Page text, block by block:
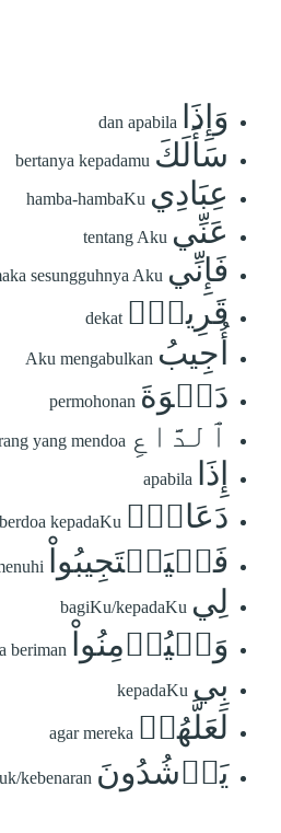
وَإِذَا dan apabila
سَأَلَكَ bertanya kepadamu
عِبَادِي hamba-hambaKu
عَنِّي tentang Aku
فَإِنِّي sesungguhnya Aku
قَرِيبٌۖ dekat
أُجِيبُ Aku mengabulkan
دَعۡوَةَ permohonan
ٱلدَّاعِ yang mendoa
إِذَا apabila
دَعَانِۖ kepadaKu
فَلۡيَسۡتَجِيبُواْ
لِي bagiKu/kepadaKu
وَلۡيُؤۡمِنُواْ beriman
بِي kepadaKu
لَعَلَّهُمۡ agar mereka
يَرۡشُدُونَ kebenaran